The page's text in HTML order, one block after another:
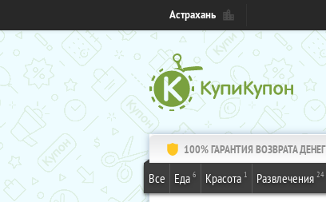
Астрахань
100% ГАРАНТИЯ ВОЗВРАТА ДЕНЕГ
Все Еда 6 Красота 1 Развлечения 24